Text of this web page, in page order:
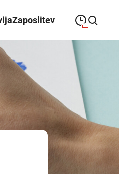
Zaposlitev
—
—21:00
09:00 21:00
09:00 — 21:00